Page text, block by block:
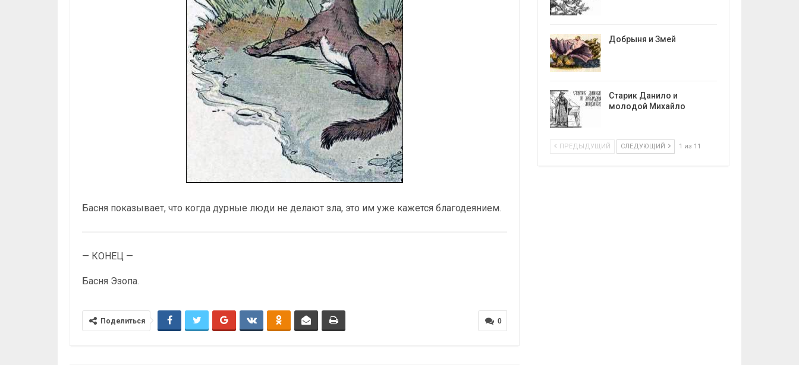
Басня показывает, что когда дурные люди не делают зла, это им уже кажется благодеянием.
— КОНЕЦ —
Басня Эзопа.
0
Поделиться
Добрыня и Змей
Старик Данило и
молодой Михайло
ПРЕДЫДУЩИЙ СЛЕДУЮЩИЙ 1 из 11